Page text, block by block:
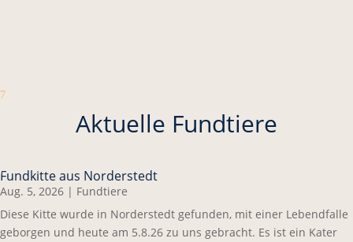
7
Aktuelle Fundtiere
Fundkitte aus Norderstedt
Aug. 5, 2026 | Fundtiere
Diese Kitte wurde in Norderstedt gefunden, mit einer Lebendfalle
geborgen und heute am 5.8.26 zu uns gebracht. Es ist ein Kater